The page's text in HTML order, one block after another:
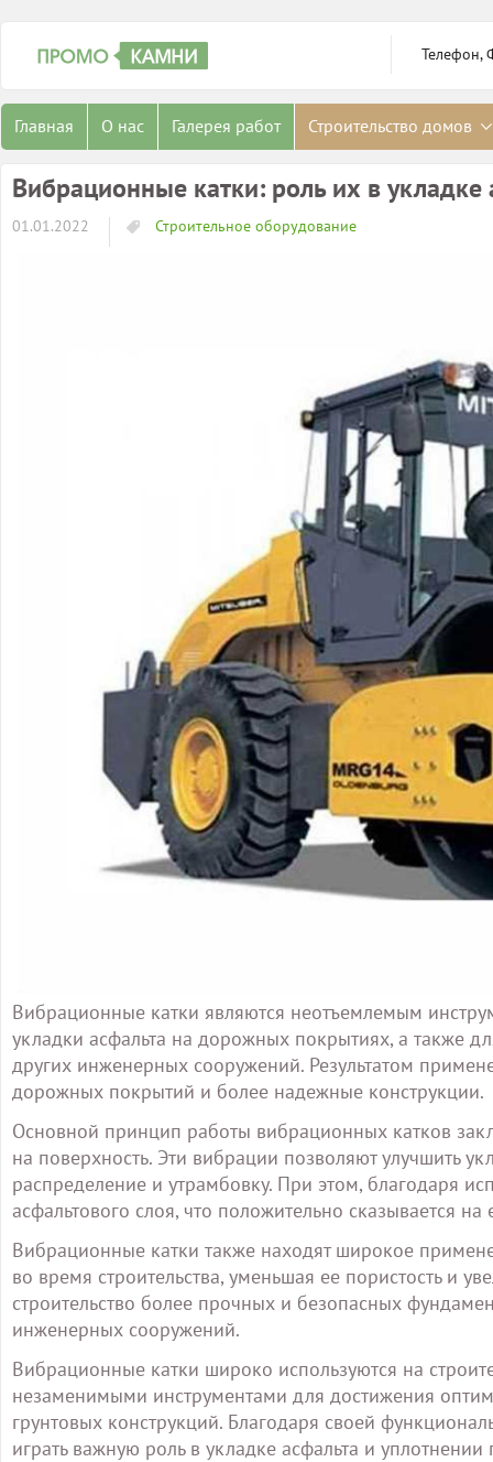
Телефон,
Главная О нас Галерея работ Строительство домов
Вибрационные катки: роль их в укладке
01.01.2022 Строительное оборудование
Вибрационные катки являются неотъемлемым
укладки асфальта на дорожных покрытиях, а также
других инженерных сооружений. Результатом
дорожных покрытий и более надежные конструкции.
Основной принцип работы вибрационных катков
на поверхность. Эти вибрации позволяют улучшить
распределение и утрамбовку. При этом, благодаря
асфальтового слоя, что положительно сказывается
Вибрационные катки также находят широкое
во время строительства, уменьшая ее пористость и
строительство более прочных и безопасных
инженерных сооружений.
Вибрационные катки широко используются на
незаменимыми инструментами для достижения
грунтовых конструкций. Благодаря своей
играть важную роль в укладке асфальта и